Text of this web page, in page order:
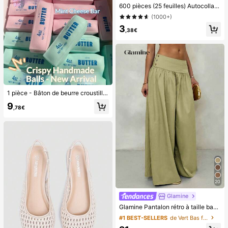
1 pièce - Bâton de beurre croustillant, balle anti-stress faite à la main contrôlée par la voix, jouet alimentaire réaliste, jouet à presser pour évacuer le stress, jouet ASMR, jouet fidget
9 ,78€
600 pièces (25 feuilles) Autocollants de gel de vernis à ongles double face, convient pour la manucure à clipser
(1000+)
3 ,38€
20
Glamine
Glamine Pantalon rétro à taille basse et jambes larges, pantalon long casual pour femmes avec design drapé amincissant
#1 BEST-SELLERS de Vert Bas femme